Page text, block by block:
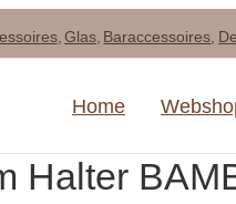
Home
Glas Baraccessoires
Halter